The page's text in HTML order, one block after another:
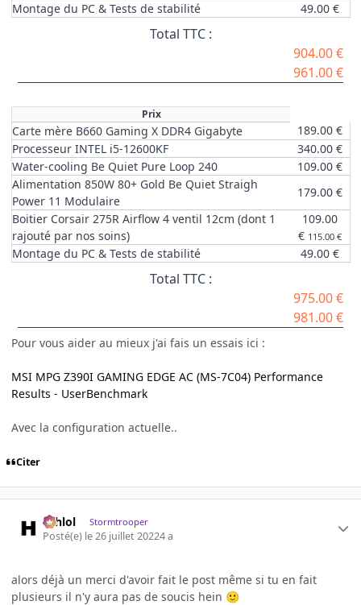
Montage du PC & Tests de stabilité 49.00 €
Total TTC :
904.00 €
961.00 €
Prix
Carte mère B660 Gaming X DDR4 Gigabyte
189.00 €
Processeur INTEL i5-12600KF
340.00 €
Water-cooling Be Quiet Pure Loop 240
109.00 €
Alimentation 850W 80+ Gold Be Quiet Straigh
Power 11 Modulaire
179.00 €
Boitier Corsair 275R Airflow 4 ventil 12cm (dont 1
rajouté par nos soins)
109.00
€ 115.00 €
Montage du PC & Tests de stabilité 49.00 €
Total TTC :
975.00 €
981.00 €
Pour vous aider au mieux j'ai fais un essais ici :
MSI MPG Z390I GAMING EDGE AC (MS-7C04) Performance
Results - UserBenchmark
Avec la configuration actuelle..
Citer
ashlol Stormtrooper
Posté(e) le 26 juillet 20224 a
alors déjà un merci d'avoir fait le post même si tu en fait
plusieurs il n'y aura pas de soucis hein 🙂